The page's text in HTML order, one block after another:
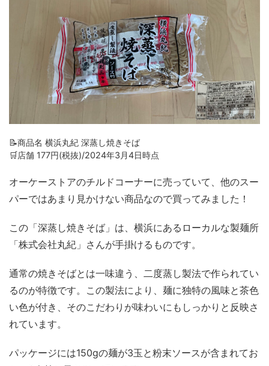
📝商品名 横浜丸紀 深蒸し焼きそば
🛒店舗 177円(税抜)/2024年3月4日時点
オーケーストアのチルドコーナーに売っていて、他のスー
パーではあまり見かけない商品なので買ってみました！
この「深蒸し焼きそば」は、横浜にあるローカルな製麺所
「株式会社丸紀」さんが手掛けるものです。
通常の焼きそばとは一味違う、二度蒸し製法で作られてい
るのが特徴です。この製法により、麺に独特の風味と茶色
い色が付き、そのこだわりが味わいにもしっかりと反映さ
れています。
パッケージには150gの麺が3玉と粉末ソースが含まれてお